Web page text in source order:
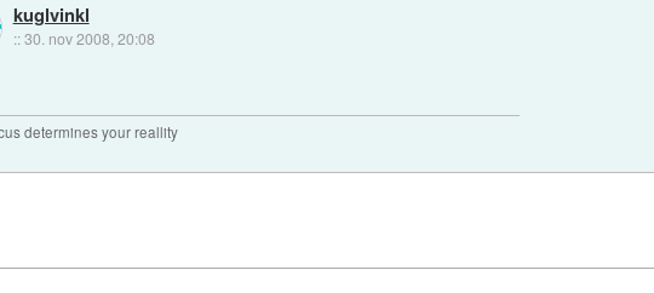
kuglvinkl
::30. nov 2008, 20:08
determines your reallity